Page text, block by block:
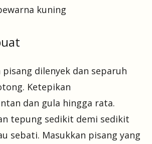
kuning
pisang dilenyek dan separuh
Ketepikan
dan gula hingga rata.
tepung sedikit demi sedikit
sebati. Masukkan pisang yang